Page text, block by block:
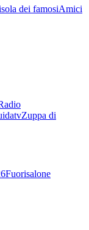
dei famosiAmici
Zuppa di
Fuorisalone